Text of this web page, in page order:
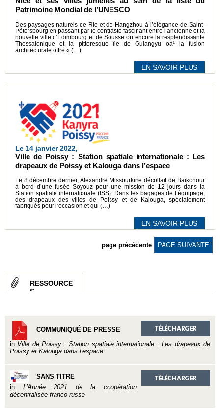
Patrimoine Mondial de l’UNESCO
Des paysages naturels de Rio et de Hangzhou à l’élégance de Saint-
Pétersbourg en passant par le contraste fascinant entre l’ancienne et la
nouvelle ville d’Edimbourg et de Sousse ou encore la resplendissante
Thessalonique et la pittoresque île de Gulangyu oà¹ la fusion
architecturale offre « (…)
EN SAVOIR PLUS
Le 14 janvier 2022,
Ville de Poissy : Station spatiale internationale : Les
drapeaux de Poissy et Kalouga dans l’espace
Le 8 décembre dernier, Alexandre Missourkine décollait de Baïkonour
à bord d’une fusée Soyouz pour une mission de 12 jours dans la
Station spatiale internationale (ISS). Dans les bagages de l’équipage,
des drapeaux des villes de Poissy et de Kalouga, spécialement
fabriqués pour l’occasion et qui (…)
EN SAVOIR PLUS
page précédente PAGE SUIVANTE
RESSOURCE
S
COMMUNIQUÉ DE PRESSE
in Ville de Poissy : Station spatiale internationale : Les drapeaux de
Poissy et Kalouga dans l’espace
SANS TITRE
in L’Année 2021 de la coopération
décentralisée franco-russe